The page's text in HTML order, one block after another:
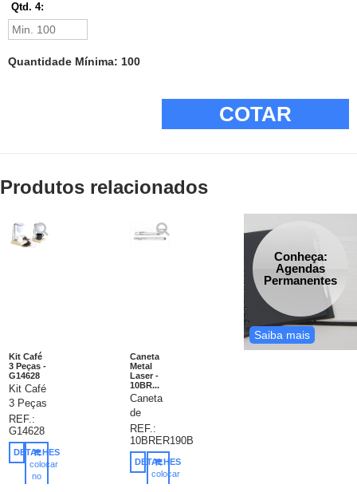
Qtd. 4:
Quantidade Mínima: 100
COTAR
Produtos relacionados
Kit Café
3 Peças -
G14628
Kit Café
3 Peças
contém:
xícara
de
120ml
REF.:
G14628
DETALHES
colocar
no
Caneta
Metal
Laser -
10BR...
Caneta
de
metal,
multifunções
(4 em 1)
sendo: *
Caneta
REF.:
10BRER190B
DETALHES
colocar
Conheça:
Agendas
Permanentes
Saiba mais